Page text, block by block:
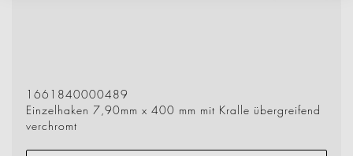
1661840000489
Einzelhaken 7,90mm x 400 mm mit Kralle übergreifend
verchromt